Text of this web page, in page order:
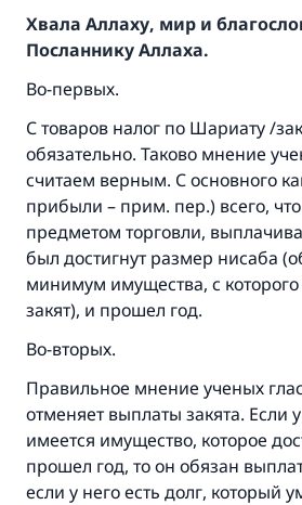
Хвала Аллаху, мир и
Посланнику Аллаха.
Во-первых.
С товаров налог по Шариату /
обязательно. Таково мнение
считаем верным. С основного
прибыли – прим. пер.) всего, что
предметом торговли,
был достигнут размер нисаба
минимум имущества, с
закят), и прошел год.
Во-вторых.
Правильное мнение ученых
отменяет выплаты закята. Если
имеется имущество, которое
прошел год, то он обязан
если у него есть долг, который